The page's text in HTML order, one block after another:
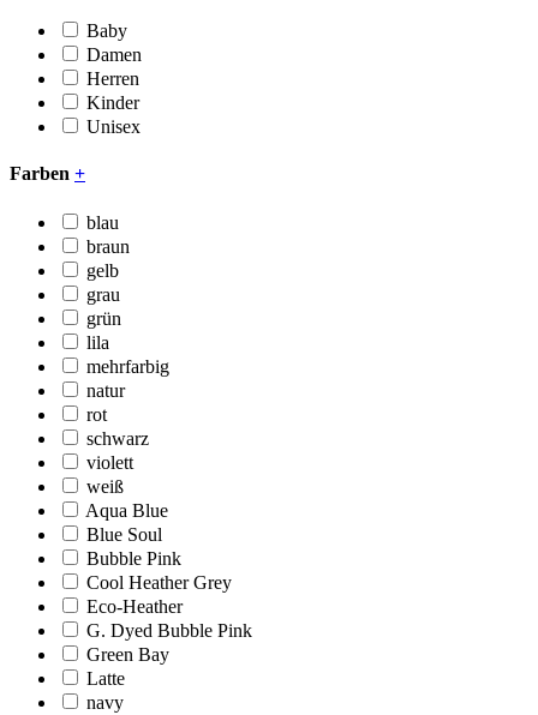
Baby
Damen
Herren
Kinder
Unisex
Farben +
blau
braun
gelb
grau
grün
lila
mehrfarbig
natur
rot
schwarz
violett
weiß
Aqua Blue
Blue Soul
Bubble Pink
Cool Heather Grey
Eco-Heather
G. Dyed Bubble Pink
Green Bay
Latte
navy